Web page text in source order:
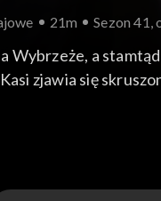
21m Sezon 41,
Wybrzeże, a
zjawia się